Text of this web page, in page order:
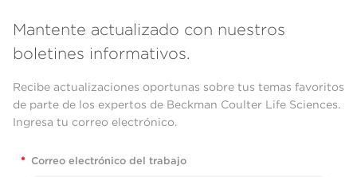
Mantente actualizado con nuestros
boletines informativos.
Recibe actualizaciones oportunas sobre tus temas favoritos
de parte de los expertos de Beckman Coulter Life Sciences.
Ingresa tu correo electrónico.
* Correo electrónico del trabajo